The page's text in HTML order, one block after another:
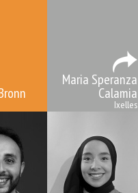
Maria Speranza
Calamia
Ixelles